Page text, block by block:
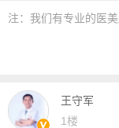
注：我们有专业的医
王守军
1楼